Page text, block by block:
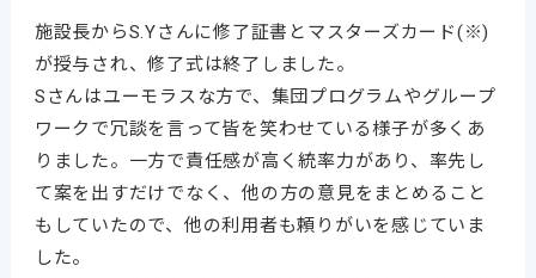
施設長からS.Yさんに修了証書とマスターズカード(※)
が授与され、修了式は終了しました。
Sさんはユーモラスな方で、集団プログラムやグループ
ワークで冗談を言って皆を笑わせている様子が多くあ
りました。一方で責任感が高く統率力があり、率先し
て案を出すだけでなく、他の方の意見をまとめること
もしていたので、他の利用者も頼りがいを感じていま
した。